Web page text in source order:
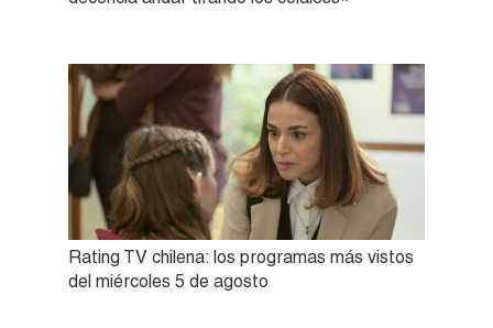
Rating TV chilena: los programas más vistos
del miércoles 5 de agosto